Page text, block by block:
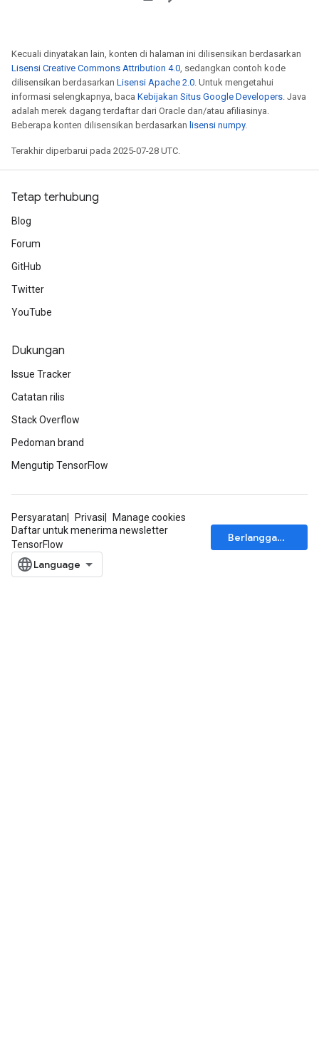
Kecuali dinyatakan lain, konten di halaman ini dilisensikan berdasarkan
Lisensi Creative Commons Attribution 4.0, sedangkan contoh kode
dilisensikan berdasarkan Lisensi Apache 2.0. Untuk mengetahui
informasi selengkapnya, baca Kebijakan Situs Google Developers. Java
adalah merek dagang terdaftar dari Oracle dan/atau afiliasinya.
Beberapa konten dilisensikan berdasarkan lisensi numpy.
Terakhir diperbarui pada 2025-07-28 UTC.
Tetap terhubung
Blog
Forum
GitHub
Twitter
YouTube
Dukungan
Issue Tracker
Catatan rilis
Stack Overflow
Pedoman brand
Mengutip TensorFlow
Persyaratan Privasi
Manage cookies
Daftar untuk menerima newsletter
TensorFlow
Berlangganan